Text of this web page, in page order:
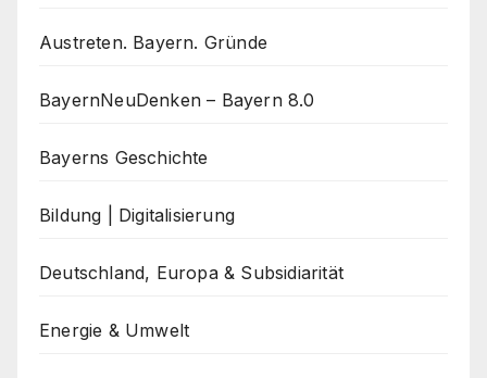
Austreten. Bayern. Gründe
BayernNeuDenken – Bayern 8.0
Bayerns Geschichte
Bildung | Digitalisierung
Deutschland, Europa & Subsidiarität
Energie & Umwelt